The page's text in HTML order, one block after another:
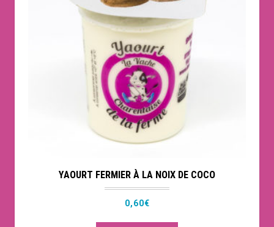
YAOURT FERMIER À LA NOIX DE COCO
0,60€